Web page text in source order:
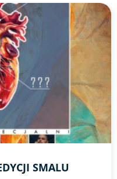
edycji SMALu" ze
SMALU